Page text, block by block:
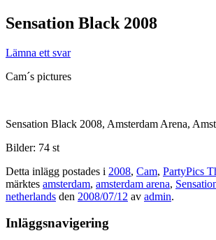
Sensation Black 2008
Lämna ett svar
Cam´s pictures
Sensation Black 2008, Amsterdam Arena,
Bilder: 74 st
Detta inlägg postades i 2008, Cam, PartyPics
märktes amsterdam, amsterdam arena,
netherlands den 2008/07/12 av admin.
Inläggsnavigering